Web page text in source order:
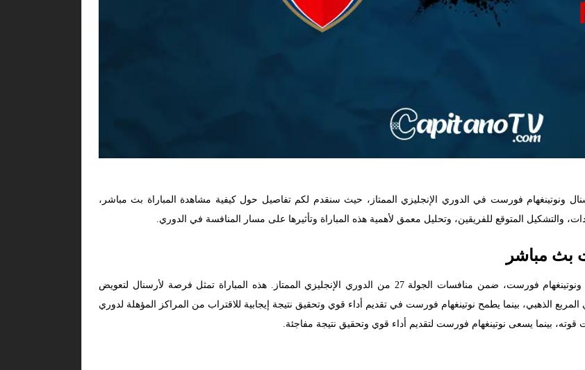
ونوتينغهام فورست في الدوري الإنجليزي الممتاز، حيث سنقدم لكم تفاصيل حول كيفية مشاهدة المباراة بث مباشر،
والتشكيل المتوقع للفريقين، وتحليل معمق لأهمية هذه المباراة وتأثيرها على مسار المنافسة في الدوري.
بث مباشر
يستعد ملعب الإمارات لاستقبال مباراة قوية تجمع بين أرسنال ونوتينغهام فورست، ضمن منافسات الجولة 27 من الدوري الإنجليزي الممتاز. هذه المباراة تمثل فرصة لأرسنال لتعويض
الذهبي، بينما يطمح نوتينغهام فورست في تقديم أداء قوي وتحقيق نتيجة إيجابية للاقتراب من المراكز المؤهلة لدوري
بينما يسعى نوتينغهام فورست لتقديم أداء قوي وتحقيق نتيجة مفاجئة.